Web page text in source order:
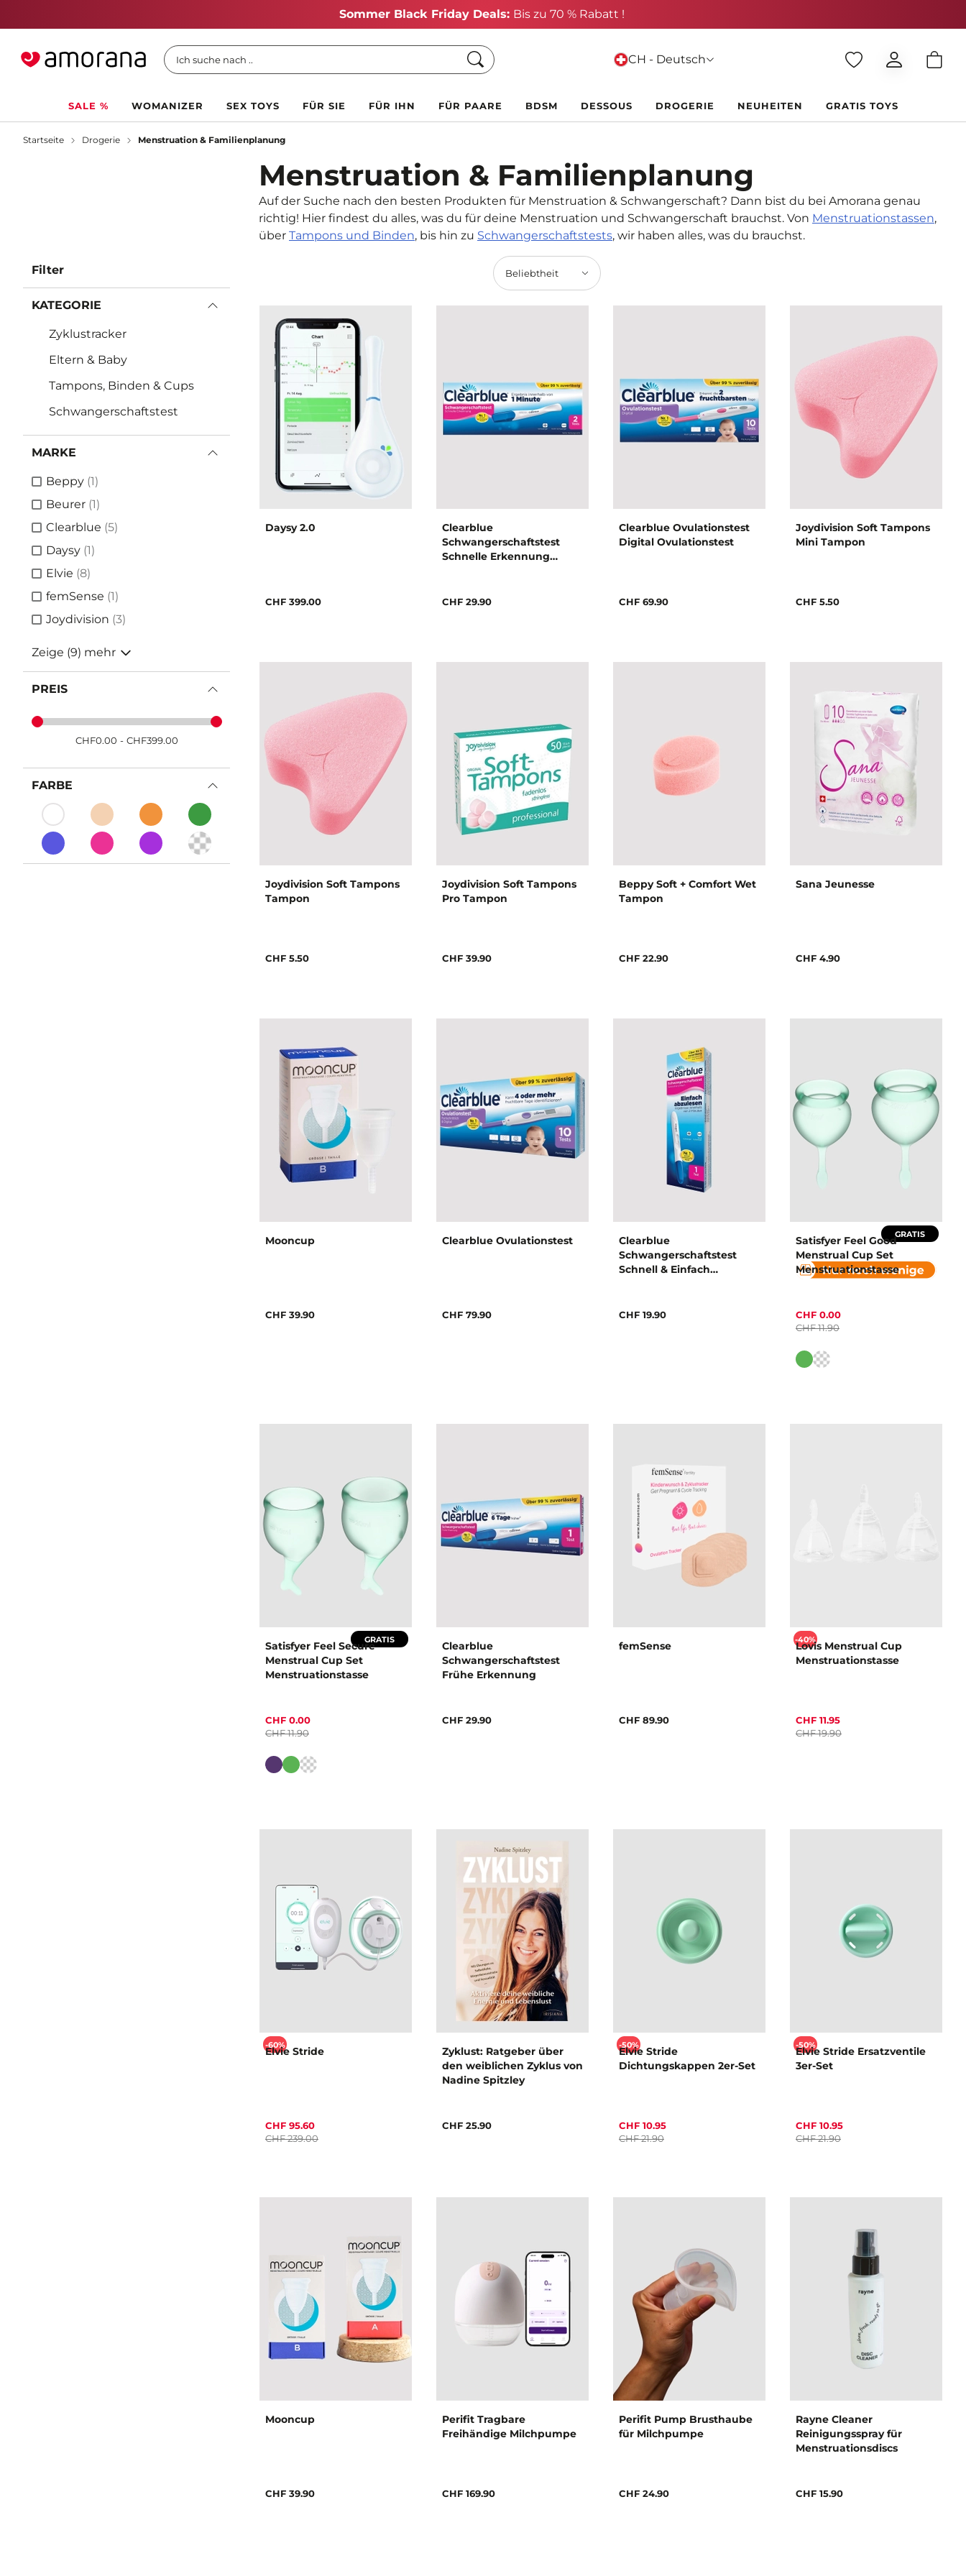
Sommer Black Friday Deals: Bis zu 70 % Rabatt !
Ich suche nach .. Suche CH - Deutsch
SALE % WOMANIZER SEX TOYS FÜR SIE FÜR IHN FÜR PAARE BDSM DESSOUS DROGERIE NEUHEITEN GRATIS TOYS
Startseite Drogerie Menstruation & Familienplanung
Menstruation & Familienplanung
Auf der Suche nach den besten Produkten für Menstruation & Schwangerschaft? Dann bist du bei Amorana genau
richtig! Hier findest du alles, was du für deine Menstruation und Schwangerschaft brauchst. Von Menstruationstassen,
über Tampons und Binden, bis hin zu Schwangerschaftstests, wir haben alles, was du brauchst.
Filter
KATEGORIE
Zyklustracker
Eltern & Baby
Tampons, Binden & Cups
Schwangerschaftstest
MARKE
Beppy (1)
Beurer (1)
Clearblue (5)
Daysy (1)
Elvie (8)
femSense (1)
Joydivision (3)
Zeige (9) mehr
PREIS
CHF0.00 - CHF399.00
FARBE
Beliebtheit
Daysy 2.0
CHF 399.00
Clearblue
Schwangerschaftstest
Schnelle Erkennung
CHF 29.90
Clearblue Ovulationstest
Digital Ovulationstest
CHF 69.90
Joydivision Soft Tampons
Mini Tampon
CHF 5.50
Joydivision Soft Tampons
Tampon
CHF 5.50
Joydivision Soft Tampons
Pro Tampon
CHF 39.90
Beppy Soft + Comfort Wet
Tampon
CHF 22.90
Sana Jeunesse
CHF 4.90
Mooncup
CHF 39.90
Clearblue Ovulationstest
CHF 79.90
Clearblue
Schwangerschaftstest
Schnell & Einfach
CHF 19.90
GRATIS
Satisfyer Feel Good
Menstrual Cup Set
Menstruationstasse
CHF 0.00
CHF 11.90
Farbe
GRATIS
Satisfyer Feel Secure
Menstrual Cup Set
Menstruationstasse
CHF 0.00
CHF 11.90
Farbe
Clearblue
Schwangerschaftstest
Frühe Erkennung
CHF 29.90
femSense
CHF 89.90
-40%
Lovis Menstrual Cup
Menstruationstasse
CHF 11.95
CHF 19.90
-60%
Elvie Stride
CHF 95.60
CHF 239.00
Zyklust: Ratgeber über
den weiblichen Zyklus von
Nadine Spitzley
CHF 25.90
-50%
Elvie Stride
Dichtungskappen 2er-Set
CHF 10.95
CHF 21.90
-50%
Elvie Stride Ersatzventile
3er-Set
CHF 10.95
CHF 21.90
Mooncup
CHF 39.90
Perifit Tragbare
Freihändige Milchpumpe
CHF 169.90
Perifit Pump Brusthaube
für Milchpumpe
CHF 24.90
Rayne Cleaner
Reinigungsspray für
Menstruationsdiscs
CHF 15.90